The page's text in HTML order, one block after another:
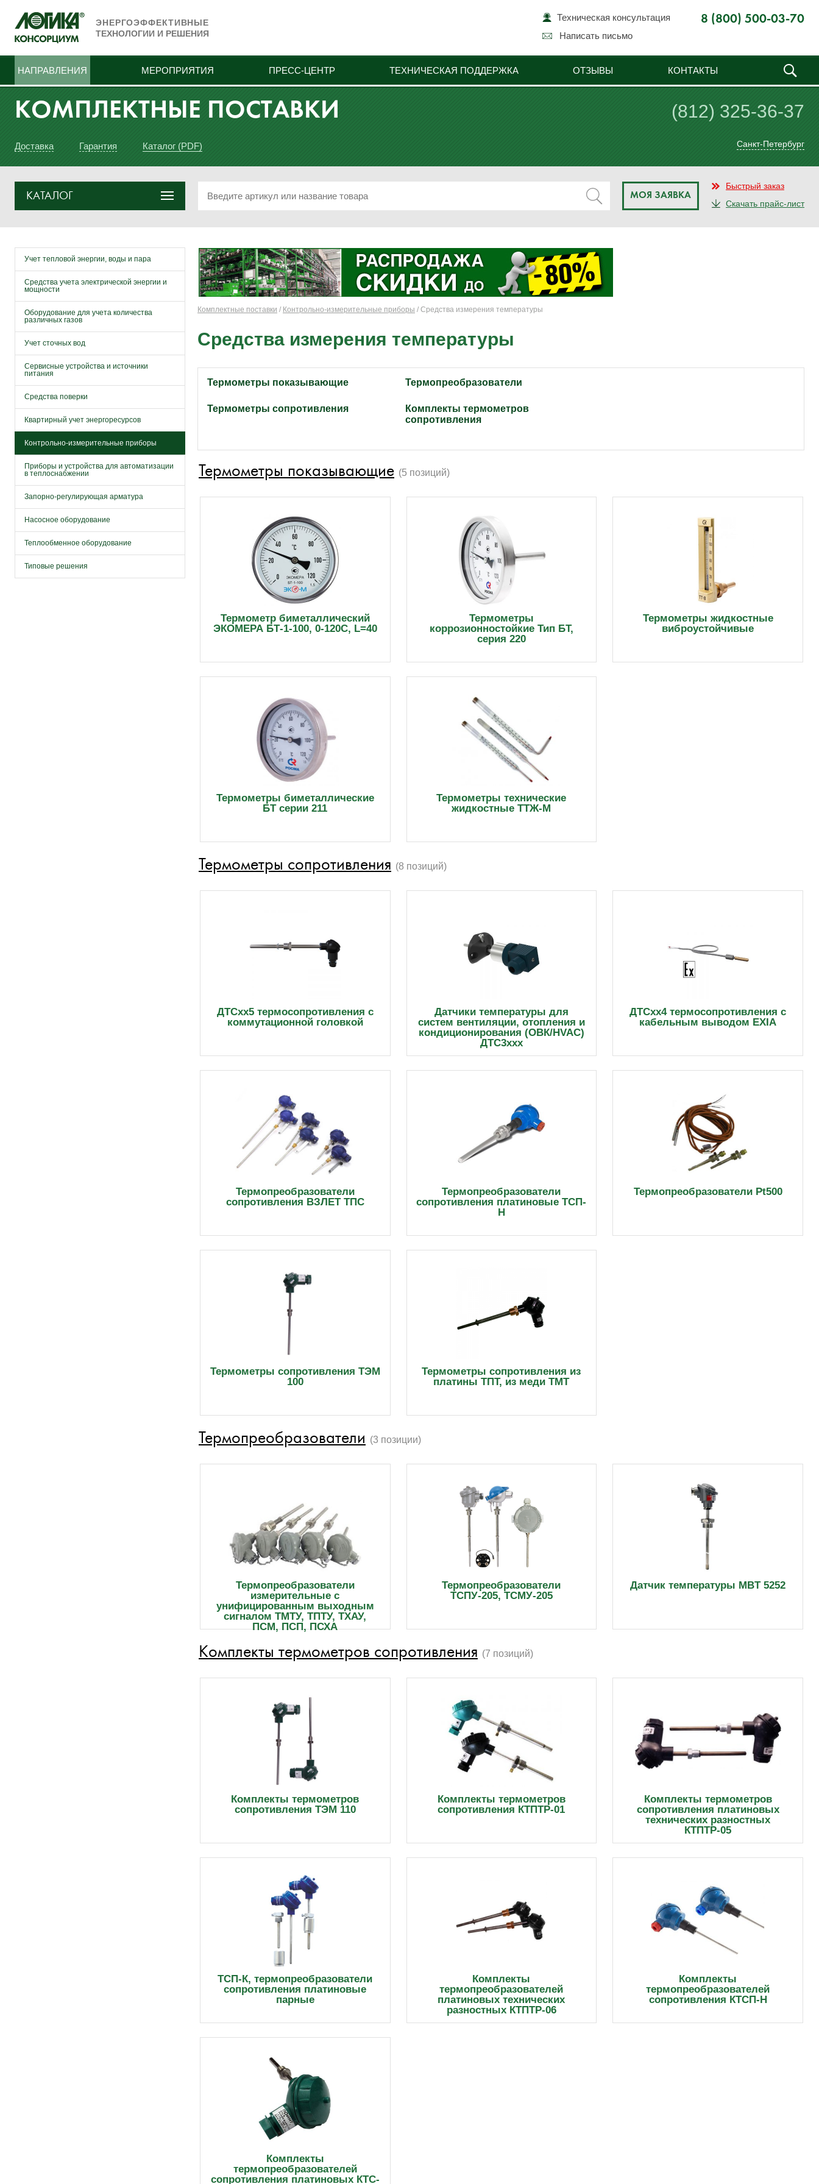
ЭНЕРГОЭФФЕКТИВНЫЕ
ТЕХНОЛОГИИ И РЕШЕНИЯ
8 (800) 500-03-70
Техническая консультация
Написать письмо
НАПРАВЛЕНИЯ МЕРОПРИЯТИЯ ПРЕСС-ЦЕНТР ТЕХНИЧЕСКАЯ ПОДДЕРЖКА ОТЗЫВЫ КОНТАКТЫ
КОМПЛЕКТНЫЕ ПОСТАВКИ
Доставка Гарантия Каталог (PDF)
(812) 325-36-37
Санкт-Петербург
КАТАЛОГ МОЯ ЗАЯВКА
Быстрый заказ
Скачать прайс-лист
Учет тепловой энергии, воды и пара
Средства учета электрической энергии и
мощности
Оборудование для учета количества
различных газов
Учет сточных вод
Сервисные устройства и источники
питания
Средства поверки
Квартирный учет энергоресурсов
Контрольно-измерительные приборы
Приборы и устройства для автоматизации
в теплоснабжении
Запорно-регулирующая арматура
Насосное оборудование
Теплообменное оборудование
Типовые решения
Комплектные поставки / Контрольно-измерительные приборы / Средства измерения температуры
Средства измерения температуры
Термометры показывающие
Термометры сопротивления
Термопреобразователи
Комплекты термометров
сопротивления
Термометры показывающие (5 позиций)
Термометр биметаллический
ЭКОМЕРА БТ-1-100, 0-120С, L=40
Термометры
коррозионностойкие Тип БТ,
серия 220
Термометры жидкостные
виброустойчивые
Термометры биметаллические
БТ серии 211
Термометры технические
жидкостные ТТЖ-М
Термометры сопротивления (8 позиций)
ДТСхх5 термосопротивления с
коммутационной головкой
Датчики температуры для
систем вентиляции, отопления и
кондиционирования (ОВК/HVAC)
ДТС3ххх
ДТСхх4 термосопротивления с
кабельным выводом EXIA
Термопреобразователи
сопротивления ВЗЛЕТ ТПС
Термопреобразователи
сопротивления платиновые ТСП-
Н
Термопреобразователи Pt500
Термометры сопротивления ТЭМ
100
Термометры сопротивления из
платины ТПТ, из меди ТМТ
Термопреобразователи (3 позиции)
Термопреобразователи
измерительные с
унифицированным выходным
сигналом ТМТУ, ТПТУ, ТХАУ,
ПСМ, ПСП, ПСХА
Термопреобразователи
ТСПУ-205, ТСМУ-205
Датчик температуры MBT 5252
Комплекты термометров сопротивления (7 позиций)
Комплекты термометров
сопротивления ТЭМ 110
Комплекты термометров
сопротивления КТПТР-01
Комплекты термометров
сопротивления платиновых
технических разностных
КТПТР-05
ТСП-К, термопреобразователи
сопротивления платиновые
парные
Комплекты
термопреобразователей
платиновых технических
разностных КТПТР-06
Комплекты
термопреобразователей
сопротивления КТСП-Н
Комплекты
термопреобразователей
сопротивления платиновых КТС-